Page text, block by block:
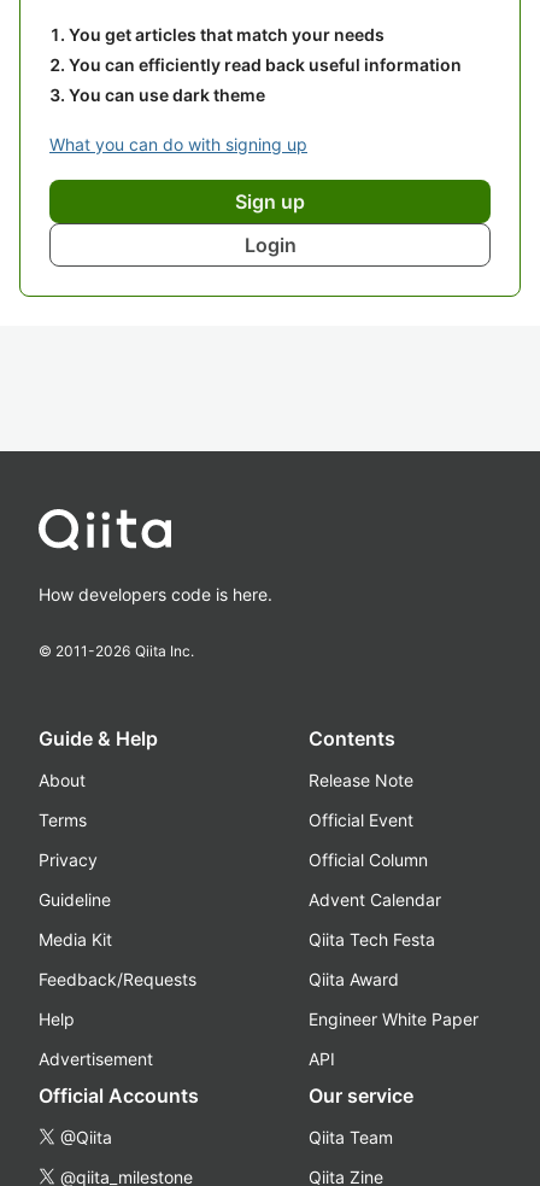
You get articles that match your needs
You can efficiently read back useful information
You can use dark theme
What you can do with signing up
Sign up
Login
How developers code is here.
© 2011-2026 Qiita Inc.
Guide & Help
About
Terms
Privacy
Guideline
Media Kit
Feedback/Requests
Help
Advertisement
Contents
Release Note
Official Event
Official Column
Advent Calendar
Qiita Tech Festa
Qiita Award
Engineer White Paper
API
Official Accounts
@Qiita
@qiita_milestone
Our service
Qiita Team
Qiita Zine